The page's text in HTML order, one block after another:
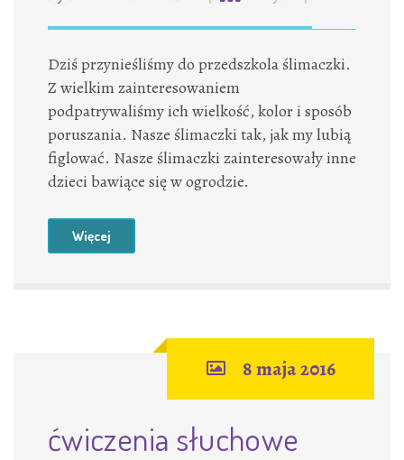
Dziś przynieśliśmy do przedszkola ślimaczki.
Z wielkim zainteresowaniem
podpatrywaliśmy ich wielkość, kolor i sposób
poruszania. Nasze ślimaczki tak, jak my lubią
figlować. Nasze ślimaczki zainteresowały inne
dzieci bawiące się w ogrodzie.
Więcej
8 maja 2016
ćwiczenia słuchowe